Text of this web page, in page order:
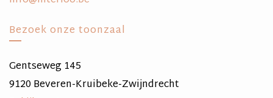
Bezoek onze toonzaal
Gentseweg 145
9120 Beveren-Kruibeke-Zwijndrecht